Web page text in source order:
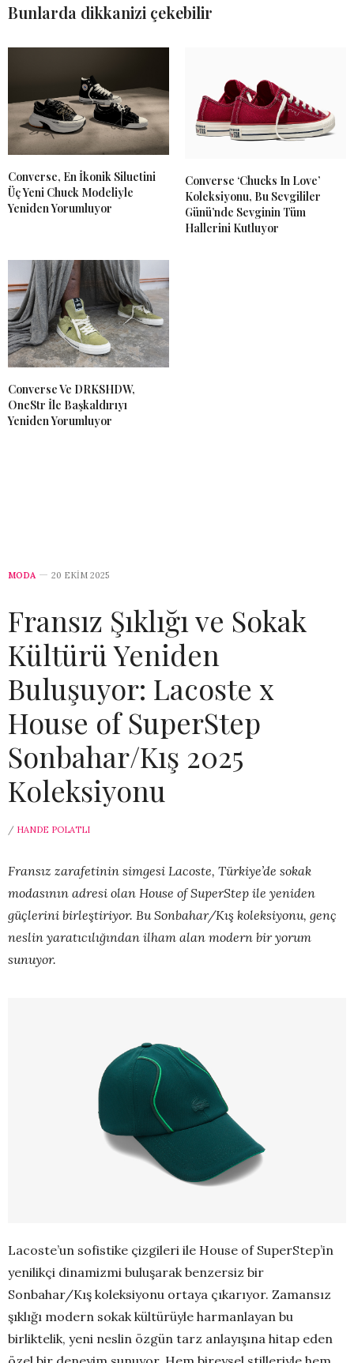
Bunlarda dikkanizi çekebilir
Converse, En İkonik Siluetini
Üç Yeni Chuck Modeliyle
Yeniden Yorumluyor
Converse ‘Chucks In Love’
Koleksiyonu, Bu Sevgililer
Günü’nde Sevginin Tüm
Hallerini Kutluyor
Converse Ve DRKSHDW,
OneStr İle Başkaldırıyı
Yeniden Yorumluyor
MODA 20 EKIM 2025
Fransız Şıklığı ve Sokak
Kültürü Yeniden
Buluşuyor: Lacoste x
House of SuperStep
Sonbahar/Kış 2025
Koleksiyonu
/ HANDE POLATLI
Fransız zarafetinin simgesi Lacoste, Türkiye’de sokak
modasının adresi olan House of SuperStep ile yeniden
güçlerini birleştiriyor. Bu Sonbahar/Kış koleksiyonu, genç
neslin yaratıcılığından ilham alan modern bir yorum
sunuyor.
Lacoste’un sofistike çizgileri ile House of SuperStep’in
yenilikçi dinamizmi buluşarak benzersiz bir
Sonbahar/Kış koleksiyonu ortaya çıkarıyor. Zamansız
şıklığı modern sokak kültürüyle harmanlayan bu
birliktelik, yeni neslin özgün tarz anlayışına hitap eden